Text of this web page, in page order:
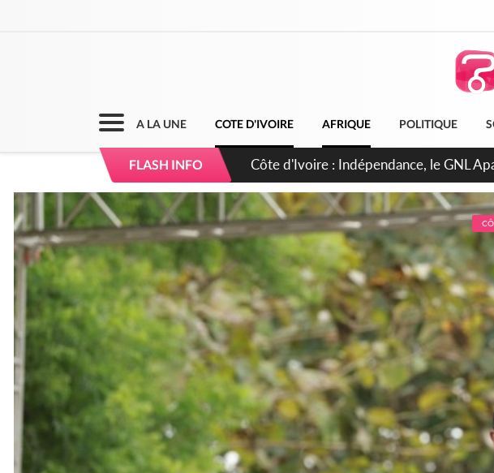
A LA UNE COTE D'IVOIRE AFRIQUE POLITIQUE
FLASH INFO
Sierra Leone : Un projet de réforme
d'avance